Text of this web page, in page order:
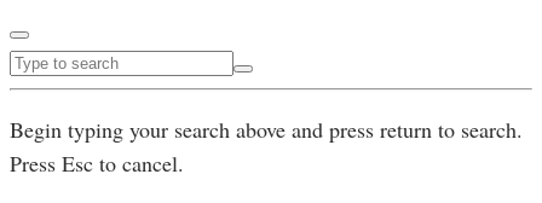
Begin typing your search above and press return to search.
Press Esc to cancel.